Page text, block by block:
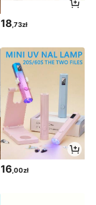
18,73zł
16,00zł